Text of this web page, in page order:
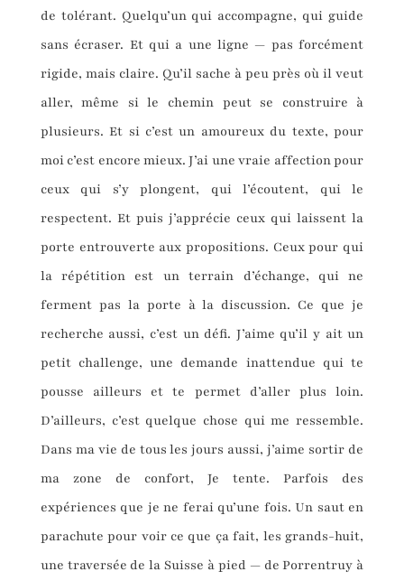
de tolérant. Quelqu’un qui accompagne, qui guide
sans écraser. Et qui a une ligne — pas forcément
rigide, mais claire. Qu’il sache à peu près où il veut
aller, même si le chemin peut se construire à
plusieurs. Et si c’est un amoureux du texte, pour
moi c’est encore mieux. J’ai une vraie affection pour
ceux qui s’y plongent, qui l’écoutent, qui le
respectent. Et puis j’apprécie ceux qui laissent la
porte entrouverte aux propositions. Ceux pour qui
la répétition est un terrain d’échange, qui ne
ferment pas la porte à la discussion. Ce que je
recherche aussi, c’est un défi. J’aime qu’il y ait un
petit challenge, une demande inattendue qui te
pousse ailleurs et te permet d’aller plus loin.
D’ailleurs, c’est quelque chose qui me ressemble.
Dans ma vie de tous les jours aussi, j’aime sortir de
ma zone de confort, Je tente. Parfois des
expériences que je ne ferai qu’une fois. Un saut en
parachute pour voir ce que ça fait, les grands-huit,
une traversée de la Suisse à pied — de Porrentruy à